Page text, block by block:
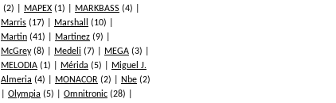
(2)
MAPEX (1) MARKBASS (4)
Marris (17) Marshall
(10)
Martin (41) Martinez (9)
McGrey(8) Medeli (7) MEGA (3)
MELODIA (1) Mérida (5)
Miguel J.
Almeria (4) MONACOR (2) Nbe (2)
Olympia (5) Omnitronic (28)